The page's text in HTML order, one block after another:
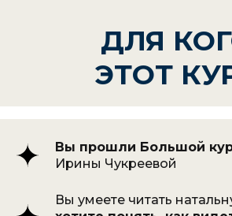
Вы прошли Большой
Ирины Чукреевой
Вы умеете читать
Если вы только начинаете путь
в астрологии и не обладаете
базовыми навыками чтения
пройтиБольшой курс
астрологии